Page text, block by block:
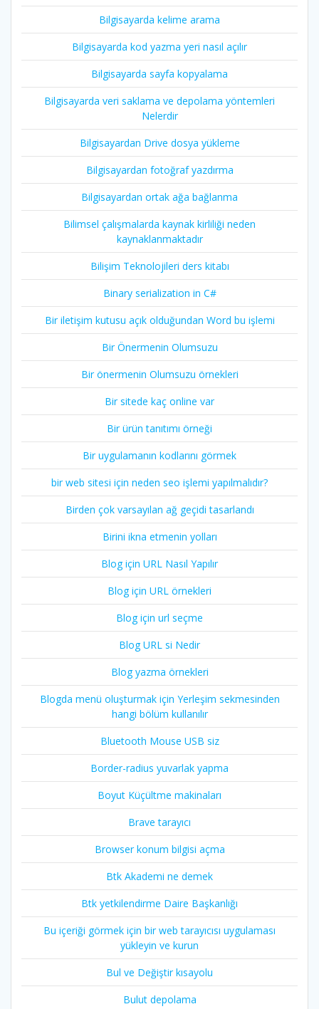
Bilgisayarda kelime arama
Bilgisayarda kod yazma yeri nasıl açılır
Bilgisayarda sayfa kopyalama
Bilgisayarda veri saklama ve depolama yöntemleri
Nelerdir
Bilgisayardan Drive dosya yükleme
Bilgisayardan fotoğraf yazdırma
Bilgisayardan ortak ağa bağlanma
Bilimsel çalışmalarda kaynak kirliliği neden
kaynaklanmaktadır
Bilişim Teknolojileri ders kitabı
Binary serialization in C#
Bir iletişim kutusu açık olduğundan Word bu işlemi
Bir Önermenin Olumsuzu
Bir önermenin Olumsuzu örnekleri
Bir sitede kaç online var
Bir ürün tanıtımı örneği
Bir uygulamanın kodlarını görmek
bir web sitesi için neden seo işlemi yapılmalıdır?
Birden çok varsayılan ağ geçidi tasarlandı
Birini ikna etmenin yolları
Blog için URL Nasıl Yapılır
Blog için URL örnekleri
Blog için url seçme
Blog URL si Nedir
Blog yazma örnekleri
Blogda menü oluşturmak için Yerleşim sekmesinden
hangi bölüm kullanılır
Bluetooth Mouse USB siz
Border-radius yuvarlak yapma
Boyut Küçültme makinaları
Brave tarayıcı
Browser konum bilgisi açma
Btk Akademi ne demek
Btk yetkilendirme Daire Başkanlığı
Bu içeriği görmek için bir web tarayıcısı uygulaması
yükleyin ve kurun
Bul ve Değiştir kısayolu
Bulut depolama